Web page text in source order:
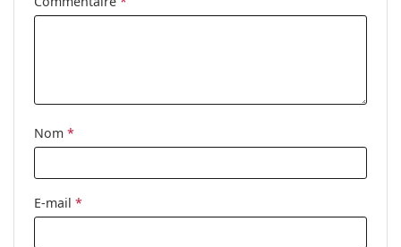
nettoyage:
Autres
Catégorie:
Marque:
Nom *
E-mail *